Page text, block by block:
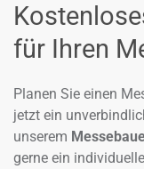
für Ihren
Planen Sie einen
jetzt ein
unserem
gerne ein